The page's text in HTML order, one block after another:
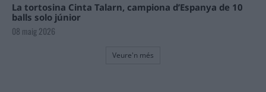
La tortosina Cinta Talarn, campiona d’Espanya de 10
balls solo júnior
08 maig 2026
Veure'n més